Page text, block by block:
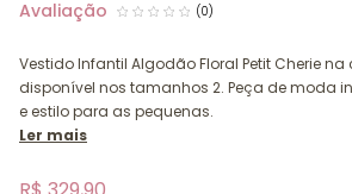
(0)
Vestido Infantil Algodão Floral Petit Cherie na
disponível nos tamanhos 2. Peça de moda
e estilo para as pequenas.
Ler mais